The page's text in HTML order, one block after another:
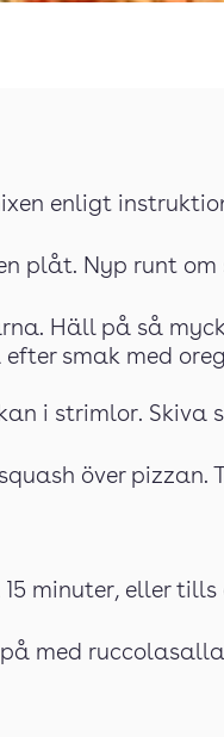
enligt
plåt. Nyp runt
Häll på så
smak med
i strimlor. Skiva
över
minuter, eller
med